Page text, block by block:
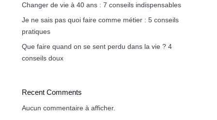
Changer de vie à 40 ans : 7 conseils indispensables
Je ne sais pas quoi faire comme métier : 5 conseils
pratiques
Que faire quand on se sent perdu dans la vie ? 4
conseils doux
Recent Comments
Aucun commentaire à afficher.